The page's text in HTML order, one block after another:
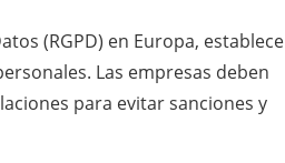
(RGPD) en Europa, establece
Las empresas deben
para evitar sanciones y